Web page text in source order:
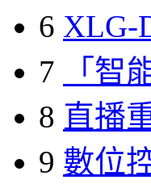
6 XLG-
7
「智
8 直播
9 數位